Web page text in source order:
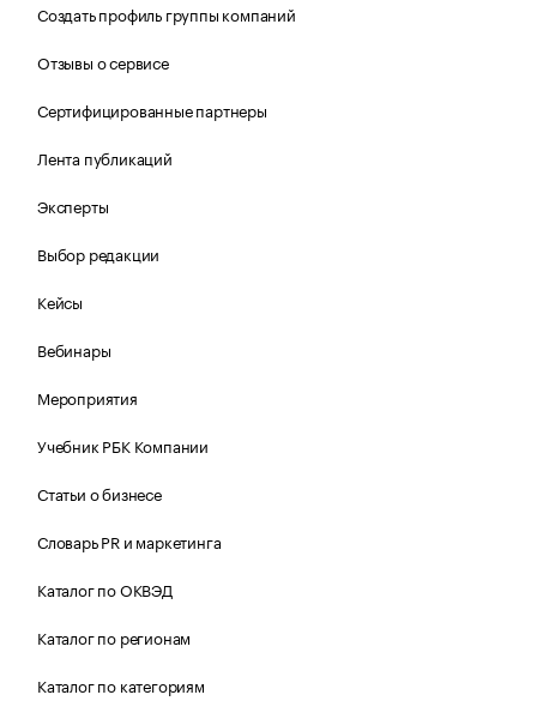
Создать профиль группы компаний
Отзывы о сервисе
Сертифицированные партнеры
Лента публикаций
Эксперты
Выбор редакции
Кейсы
Вебинары
Мероприятия
Учебник РБК Компании
Статьи о бизнесе
Словарь PR и маркетинга
Каталог по ОКВЭД
Каталог по регионам
Каталог по категориям